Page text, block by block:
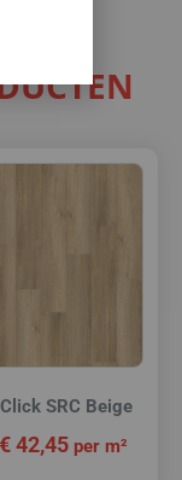
SRC Beige
€42,45 per m²